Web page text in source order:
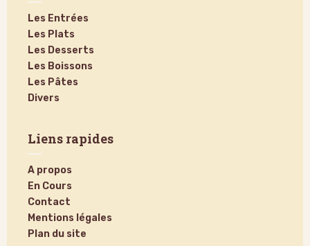
Les Entrées
Les Plats
Les Desserts
Les Boissons
Les Pâtes
Divers
Liens rapides
A propos
En Cours
Contact
Mentions légales
Plan du site